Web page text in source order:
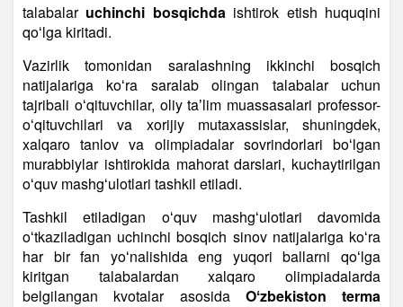
talabalaruchinchi bosqichdaishtirok etish huquqini
qoʻlga kiritadi.
Vazirlik tomonidan saralashning ikkinchi bosqich
natijalariga koʻra saralab olingan talabalar uchun
tajribali oʻqituvchilar, oliy taʼlim muassasalari professor-
oʻqituvchilari va xorijiy mutaxassislar, shuningdek,
xalqaro tanlov va olimpiadalar sovrindorlari boʻlgan
murabbiylar ishtirokida mahorat darslari, kuchaytirilgan
oʻquv mashgʻulotlari tashkil etiladi.
Tashkil etiladigan oʻquv mashgʻulotlari davomida
oʻtkaziladigan uchinchi bosqich sinov natijalariga koʻra
har bir fan yoʻnalishida eng yuqori ballarni qoʻlga
kiritgan talabalardan xalqaro olimpiadalarda
belgilangan kvotalar asosida Oʻzbekiston terma